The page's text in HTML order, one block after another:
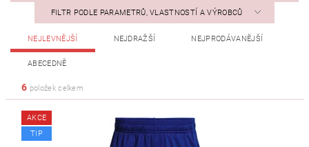
FILTR PODLE PARAMETRŮ, VLASTNOSTÍ A VÝROBCŮ
NEJLEVNĚJŠÍ NEJDRAŽŠÍ NEJPRODÁVANĚJŠÍ
ABECEDNĚ
6 položek celkem
AKCE
TIP